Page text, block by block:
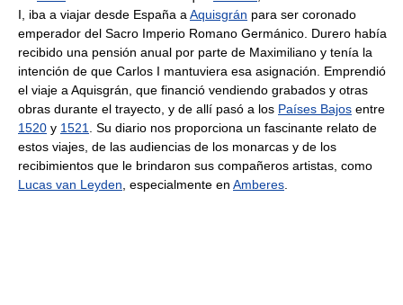
I, iba a viajar desde España a Aquisgrán para ser coronado
emperador del Sacro Imperio Romano Germánico. Durero había
recibido una pensión anual por parte de Maximiliano y tenía la
intención de que Carlos I mantuviera esa asignación. Emprendió
el viaje a Aquisgrán, que financió vendiendo grabados y otras
obras durante el trayecto, y de allí pasó a los Países Bajos entre
1520 y 1521
. Su diario nos proporciona un fascinante relato de
estos viajes, de las audiencias de los monarcas y de los
recibimientos que le brindaron sus compañeros artistas, como
Lucas van Leyden , especialmente en Amberes